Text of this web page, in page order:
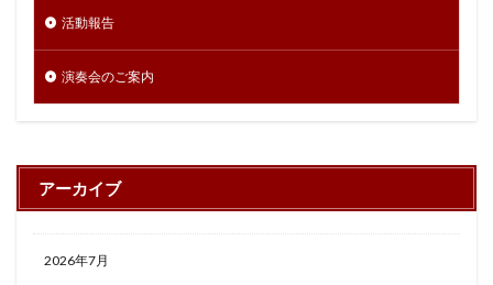
活動報告
演奏会のご案内
アーカイブ
2026年7月